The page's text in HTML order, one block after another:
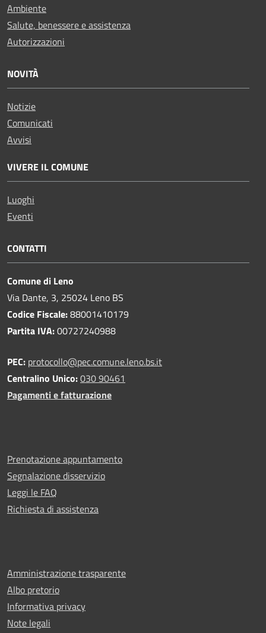
Ambiente
Salute, benessere e assistenza
Autorizzazioni
NOVITÀ
Notizie
Comunicati
Avvisi
VIVERE IL COMUNE
Luoghi
Eventi
CONTATTI
Comune di Leno
Via Dante, 3, 25024 Leno BS
Codice Fiscale:88001410179
Partita IVA:00727240988
PEC: protocollo@pec.comune.leno.bs.it
Centralino Unico:030 90461
Pagamenti e fatturazione
Prenotazione appuntamento
Segnalazione disservizio
Leggi le FAQ
Richiesta di assistenza
Amministrazione trasparente
Albo pretorio
Informativa privacy
Note legali